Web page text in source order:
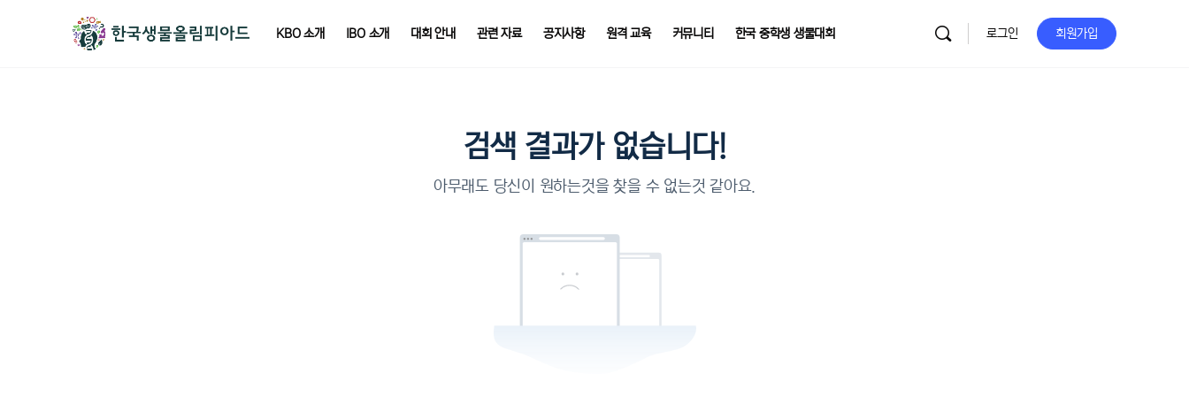
KBO 소개 IBO 소개 대회 안내 관련 자료 공지사항 원격 교육 커뮤니티 한국 중학생 생물대회 로그인 회원가입
검색 결과가 없습니다!
아무래도 당신이 원하는것을 찾을 수 없는것 같아요.